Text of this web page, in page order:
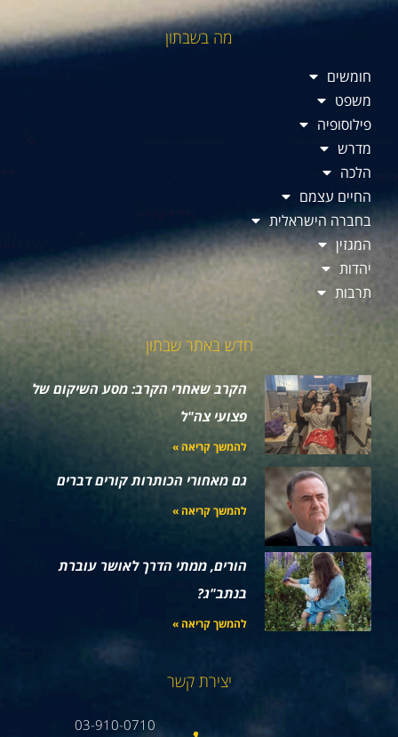
מה בשבתון
חומשים
משפט
פילוסופיה
מדרש
הלכה
החיים עצמם
בחברה הישראלית
המגזין
יהדות
תרבות
חדש באתר שבתון
הקרב שאחרי הקרב: מסע השיקום של
פצועי צה"ל
להמשך קריאה »
גם מאחורי הכותרות קורים דברים
להמשך קריאה »
הורים, ממתי הדרך לאושר עוברת
בנתב"ג?
להמשך קריאה »
יצירת קשר
03-910-0710